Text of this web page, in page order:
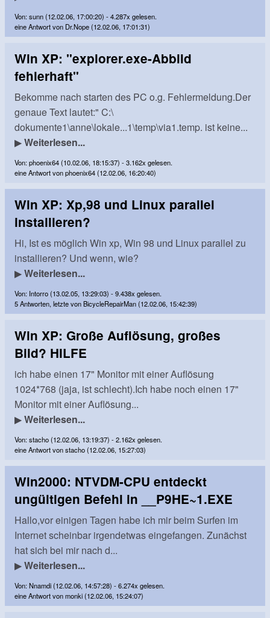
Von: sunn (12.02.06, 17:00:20) - 4.287x gelesen.
eine Antwort von Dr.Nope (12.02.06, 17:01:31)
Win XP: "explorer.exe-Abbild
fehlerhaft"
Bekomme nach starten des PC o.g. Fehlermeldung.Der
genaue Text lautet:" C:\
dokumente1\anne\lokale...1\temp\via1.temp. ist keine...
▶Weiterlesen...
Von: phoenix64 (10.02.06, 18:15:37) - 3.162x gelesen.
eine Antwort von phoenix64 (12.02.06, 16:20:40)
Win XP: Xp,98 und Linux parallel
installieren?
Hi, Ist es möglich Win xp, Win 98 und Linux parallel zu
installieren? Und wenn, wie?
▶Weiterlesen...
Von: Intorro (13.02.05, 13:29:03) - 9.438x gelesen.
5 Antworten, letzte von BicycleRepairMan (12.02.06, 15:42:39)
Win XP: Große Auflösung, großes
Bild? HILFE
ich habe einen 17" Monitor mit einer Auflösung
1024*768 (jaja, ist schlecht).Ich habe noch einen 17"
Monitor mit einer Auflösung...
▶Weiterlesen...
Von: stacho (12.02.06, 13:19:37) - 2.162x gelesen.
eine Antwort von stacho (12.02.06, 15:27:03)
Win2000: NTVDM-CPU entdeckt
ungültigen Befehl in __P9HE~1.EXE
Hallo,vor einigen Tagen habe ich mir beim Surfen im
Internet scheinbar irgendetwas eingefangen. Zunächst
hat sich bei mir nach d...
▶Weiterlesen...
Von: Nnamdi (12.02.06, 14:57:28) - 6.274x gelesen.
eine Antwort von monki (12.02.06, 15:24:07)